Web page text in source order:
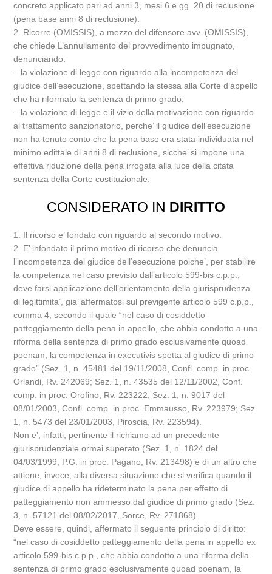
concreto applicato pari ad anni 3, mesi 6 e gg. 20 di reclusione
(pena base anni 8 di reclusione).
2. Ricorre (OMISSIS), a mezzo del difensore avv. (OMISSIS),
che chiede L’annullamento del provvedimento impugnato,
denunciando:
– la violazione di legge con riguardo alla incompetenza del
giudice dell’esecuzione, spettando la stessa alla Corte d’appello
che ha riformato la sentenza di primo grado;
– la violazione di legge e il vizio della motivazione con riguardo
al trattamento sanzionatorio, perche’ il giudice dell’esecuzione
non ha tenuto conto che la pena base era stata individuata nel
minimo edittale di anni 8 di reclusione, sicche’ si impone una
effettiva riduzione della pena irrogata alla luce della citata
sentenza della Corte costituzionale.
CONSIDERATO IN DIRITTO
1. Il ricorso e’ fondato con riguardo al secondo motivo.
2. E’ infondato il primo motivo di ricorso che denuncia
l’incompetenza del giudice dell’esecuzione poiche’, per stabilire
la competenza nel caso previsto dall’articolo 599-bis c.p.p.,
deve farsi applicazione dell’orientamento della giurisprudenza
di legittimita’, gia’ affermatosi sul previgente articolo 599 c.p.p.,
comma 4, secondo il quale “nel caso di cosiddetto
patteggiamento della pena in appello, che abbia condotto a una
riforma della sentenza di primo grado esclusivamente quoad
poenam, la competenza in executivis spetta al giudice di primo
grado” (Sez. 1, n. 45481 del 19/11/2008, Confl. comp. in proc.
Orlandi, Rv. 242069; Sez. 1, n. 43535 del 12/11/2002, Conf.
comp. in proc. Orofino, Rv. 223222; Sez. 1, n. 9017 del
08/01/2003, Confl. comp. in proc. Emmausso, Rv. 223979; Sez.
1, n. 5473 del 23/01/2003, Piroscia, Rv. 223594).
Non e’, infatti, pertinente il richiamo ad un precedente
giurisprudenziale ormai superato (Sez. 1, n. 1824 del
04/03/1999, P.G. in proc. Pagano, Rv. 213498) e di un altro che
attiene, invece, alla diversa situazione che si verifica quando il
giudice di appello ha rideterminato la pena per effetto di
patteggiamento non ammesso dal giudice di primo grado (Sez.
3, n. 57121 del 08/02/2017, Sorce, Rv. 271868).
Deve essere, quindi, affermato il seguente principio di diritto:
“nel caso di cosiddetto patteggiamento della pena in appello ex
articolo 599-bis c.p.p., che abbia condotto a una riforma della
sentenza di primo grado esclusivamente quoad poenam, la